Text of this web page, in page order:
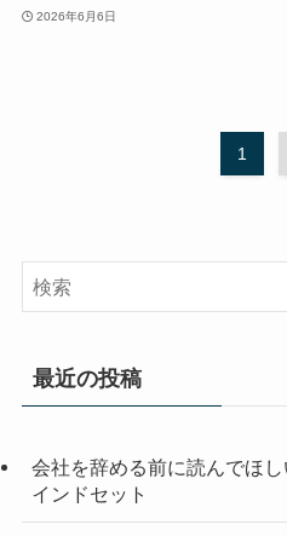
2026年6月6日
1
最近の投稿
会社を辞める前に読んでほ
インドセット